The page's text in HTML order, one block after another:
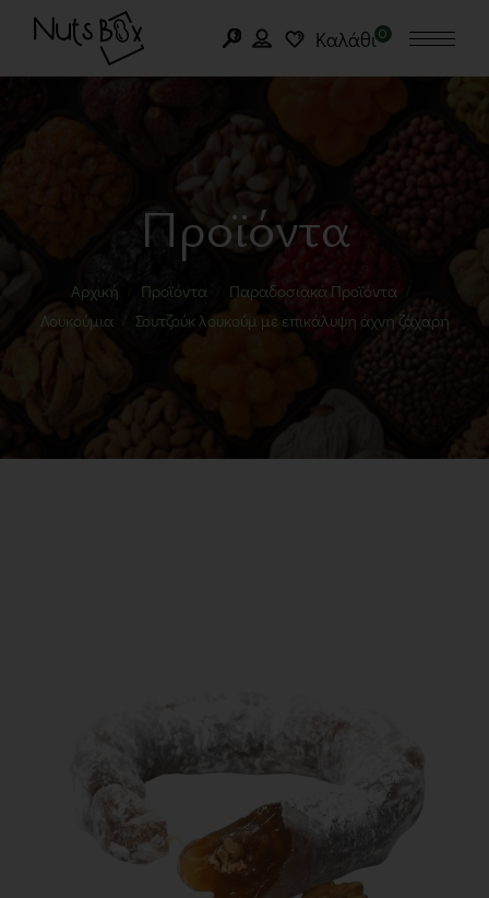
Καλάθι0
Προϊόντα
Αρχική Προϊόντα
Παραδοσιακά Προϊόντα
Λουκούμια
Σουτζούκ λουκούμ με επικάλυψη άχνη ζάχαρη